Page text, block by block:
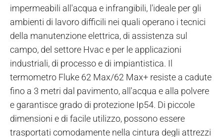
impermeabili all'acqua e infrangibili, l'ideale per gli
ambienti di lavoro difficili nei quali operano i tecnici
della manutenzione elettrica, di assistenza sul
campo, del settore Hvac e per le applicazioni
industriali, di processo e di impiantistica. Il
termometro Fluke 62 Max/62 Max+ resiste a cadute
fino a 3 metri dal pavimento, all'acqua e alla polvere
e garantisce grado di protezione Ip54. Di piccole
dimensioni e di facile utilizzo, possono essere
trasportati comodamente nella cintura degli attrezzi